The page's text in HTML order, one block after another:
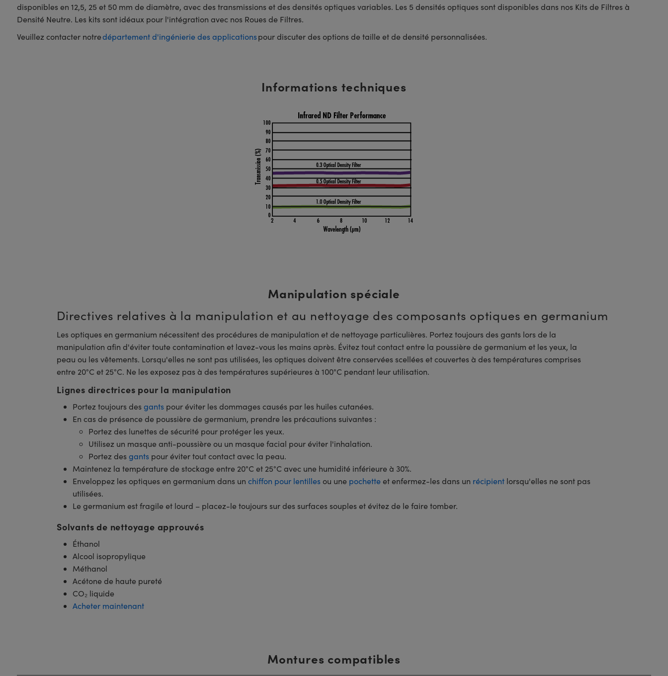
disponibles en 12,5, 25 et 50 mm de diamètre, avec des transmissions et des densités optiques variables. Les 5 densités optiques sont disponibles dans nos Kits de Filtres à
Densité Neutre. Les kits sont idéaux pour l'intégration avec nos Roues de Filtres.
Veuillez contacter notredépartement d'ingénierie des applicationspour discuter des options de taille et de densité personnalisées.
Informations techniques
Manipulation spéciale
Directives relatives à la manipulation et au nettoyage des composants optiques en germanium
Les optiques en germanium nécessitent des procédures de manipulation et de nettoyage particulières. Portez toujours des gants lors de la
manipulation afin d'éviter toute contamination et lavez-vous les mains après. Évitez tout contact entre la poussière de germanium et les yeux, la
peau ou les vêtements. Lorsqu'elles ne sont pas utilisées, les optiques doivent être conservées scellées et couvertes à des températures comprises
entre 20°C et 25°C. Ne les exposez pas à des températures supérieures à 100°C pendant leur utilisation.
Lignes directrices pour la manipulation
Portez toujours des gantspour éviter les dommages causés par les huiles cutanées.
En cas de présence de poussière de germanium, prendre les précautions suivantes :
Portez des lunettes de sécurité pour protéger les yeux.
Utilisez un masque anti-poussière ou un masque facial pour éviter l'inhalation.
Portez des gantspour éviter tout contact avec la peau.
Maintenez la température de stockage entre 20°C et 25°C avec une humidité inférieure à 30%.
Enveloppez les optiques en germanium dans un chiffon pour lentillesou une pochetteet enfermez-les dans un récipientlorsqu'elles ne sont pas
utilisées.
Le germanium est fragile et lourd – placez-le toujours sur des surfaces souples et évitez de le faire tomber.
Solvants de nettoyage approuvés
Éthanol
Alcool isopropylique
Méthanol
Acétone de haute pureté
CO₂ liquide
Acheter maintenant
Montures compatibles